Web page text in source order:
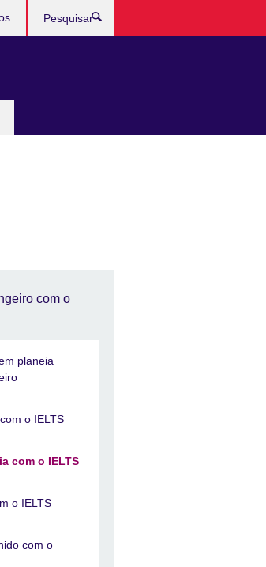
com o
planeia
o IELTS
com o IELTS
o IELTS
com o